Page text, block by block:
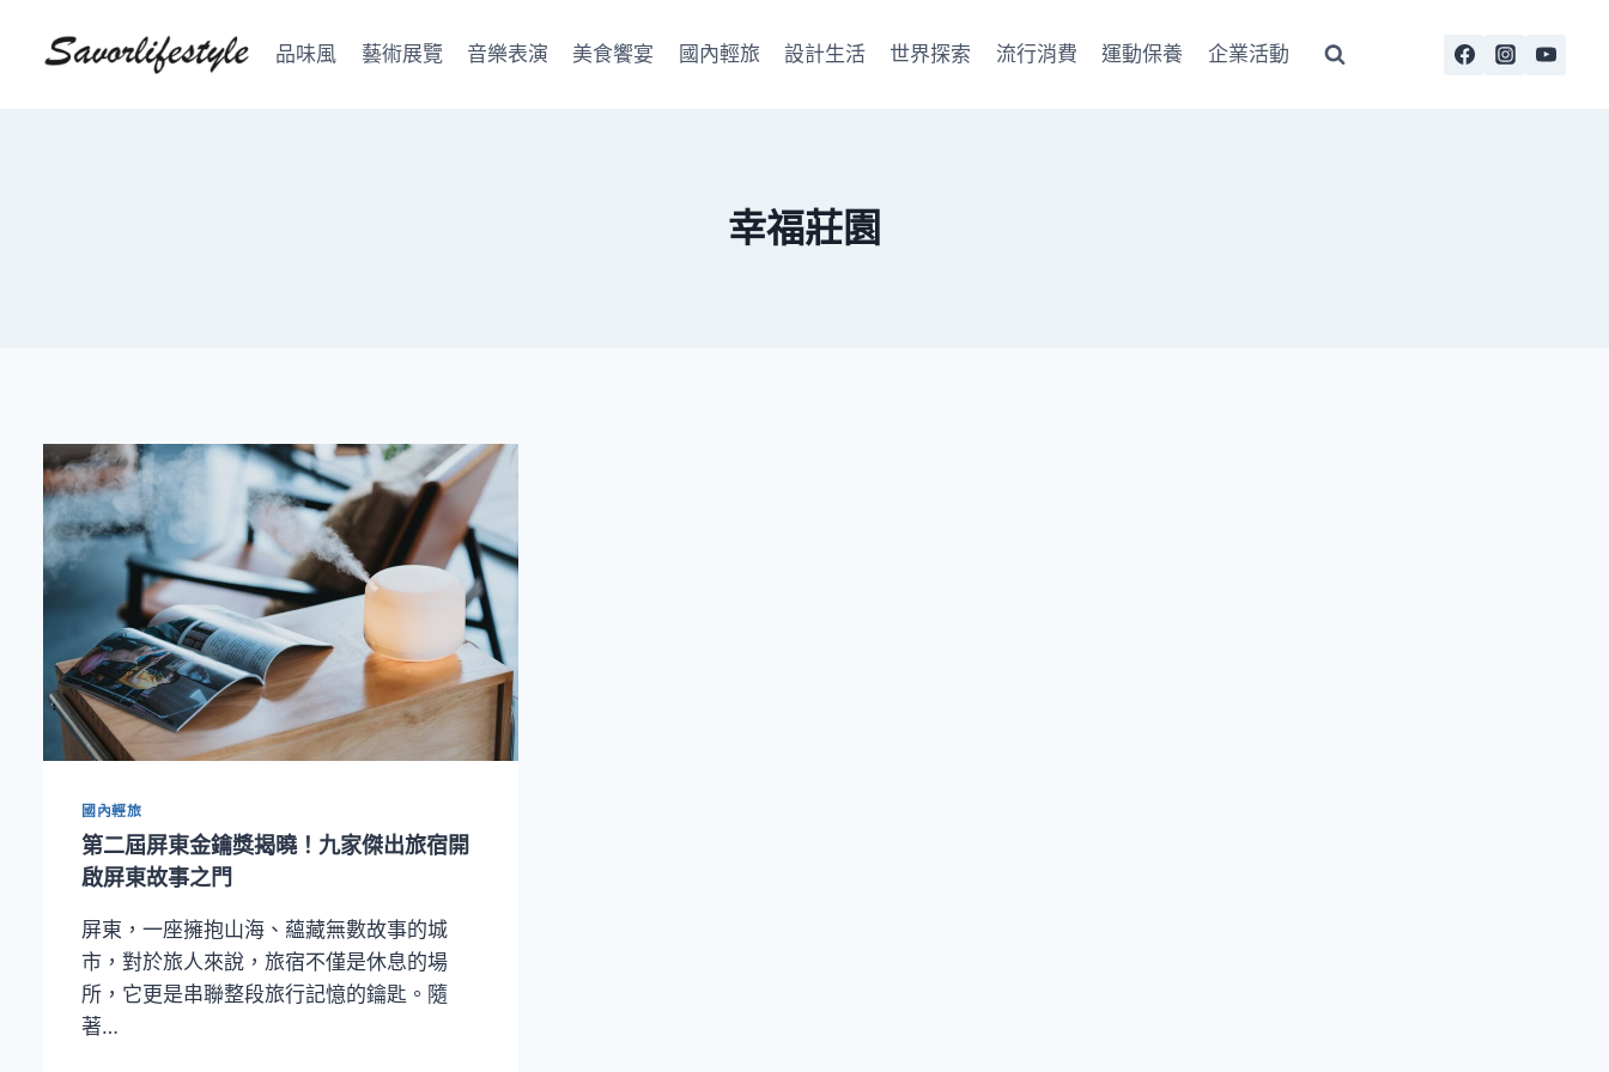
品味風 藝術展覽 音樂表演 美食饗宴 國內輕旅 設計生活 世界探索 流行消費 運動保養 企業活動
幸福莊園
國內輕旅
第二屆屏東金鑰獎揭曉！九家傑出旅宿開
啟屏東故事之門
屏東，一座擁抱山海、蘊藏無數故事的城
市，對於旅人來說，旅宿不僅是休息的場
所，它更是串聯整段旅行記憶的鑰匙。隨
著…